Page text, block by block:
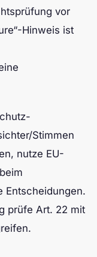
vor
Hinweis ist
Stimmen
nutze EU-
Entscheidungen.
prüfe Art. 22 mit